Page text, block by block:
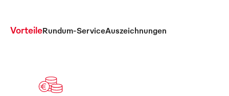
VorteileRundum-ServiceAuszeichnungen